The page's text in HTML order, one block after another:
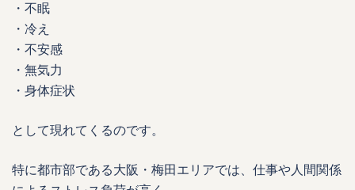
・不眠
・冷え
・不安感
・無気力
・身体症状
として現れてくるのです。
特に都市部である大阪・梅田エリアでは、仕事や人間関係